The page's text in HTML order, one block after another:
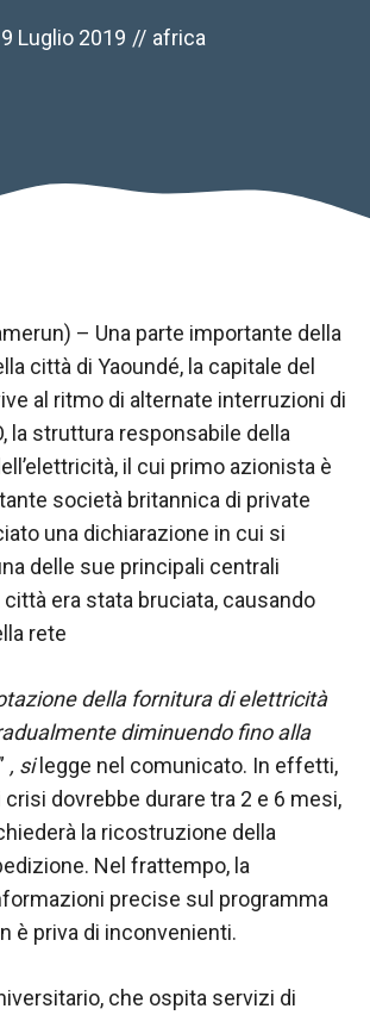
9 Luglio 2019 // africa
– Una parte importante della
città di Yaoundé, la capitale del
al ritmo di alternate interruzioni di
la struttura responsabile della
il cui primo azionista è
società britannica di private
una dichiarazione in cui si
delle sue principali centrali
era stata bruciata, causando
rete
della fornitura di elettricità
diminuendo fino alla
, silegge nel comunicato. In effetti,
crisi dovrebbe durare tra 2 e 6 mesi,
la ricostruzione della
Nel frattempo, la
precise sul programma
è priva di inconvenienti.
che ospita servizi di